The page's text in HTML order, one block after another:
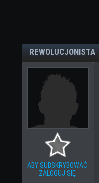
REWOLUCJONISTA
ABY SUBSKRYBOWAĆ
ZALOGUJ SIĘ